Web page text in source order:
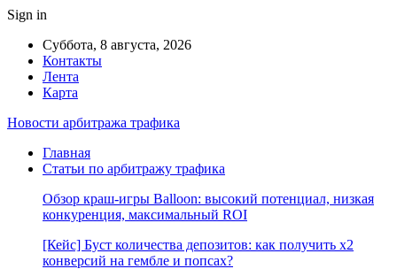
Sign in
Суббота, 8 августа, 2026
Контакты
Лента
Карта
Новости арбитража трафика
Главная
Статьи по арбитражу трафика
Обзор краш-игры Balloon: высокий потенциал, низкая
конкуренция, максимальный ROI
[Кейс] Буст количества депозитов: как получить х2
конверсий на гембле и попсах?